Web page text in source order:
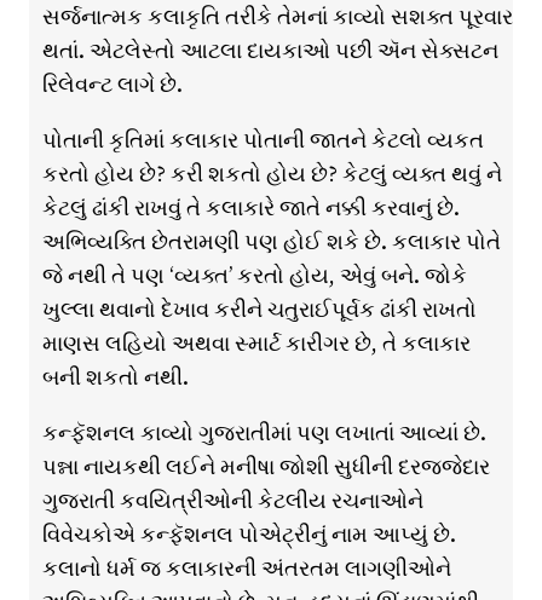
સર્જનાત્મક કલાકૃતિ તરીકે તેમનાં કાવ્યો સશક્ત પૂરવાર
થતાં. એટલેસ્તો આટલા દાયકાઓ પછી ઍન સેક્સટન
રિલેવન્ટ લાગે છે.
પોતાની કૃતિમાં કલાકાર પોતાની જાતને કેટલો વ્યકત
કરતો હોય છે? કરી શકતો હોય છે? કેટલું વ્યક્ત થવું ને
કેટલું ઢાંકી રાખવું તે કલાકારે જાતે નક્કી કરવાનું છે.
અભિવ્યક્તિ છેતરામણી પણ હોઈ શકે છે. કલાકાર પોતે
જે નથી તે પણ ‘વ્યક્ત’ કરતો હોય, એવું બને. જોકે
ખુલ્લા થવાનો દેખાવ કરીને ચતુરાઈપૂર્વક ઢાંકી રાખતો
માણસ લહિયો અથવા સ્માર્ટ કારીગર છે, તે કલાકાર
બની શકતો નથી.
કન્ફૅશનલ કાવ્યો ગુજરાતીમાં પણ લખાતાં આવ્યાં છે.
પન્ના નાયકથી લઈને મનીષા જોશી સુધીની દરજ્જેદાર
ગુજરાતી કવયિત્રીઓની કેટલીય રચનાઓને
વિવેચકોએ કન્ફૅશનલ પોએટ્રીનું નામ આપ્યું છે.
કલાનો ધર્મ જ કલાકારની અંતરતમ લાગણીઓને